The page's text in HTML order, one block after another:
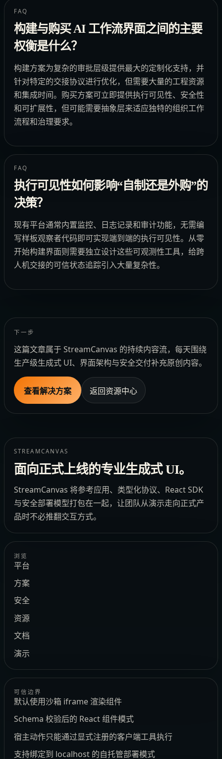
FAQ
构建与购买 AI 工作流界面之间的主要
权衡是什么？
构建方案为复杂的审批层级提供最大的定制化支持，并
针对特定的交接协议进行优化，但需要大量的工程资源
和集成时间。购买方案可立即提供执行可见性、安全性
和可扩展性，但可能需要抽象层来适应独特的组织工作
流程和治理要求。
FAQ
执行可见性如何影响“自制还是外购”的
决策？
现有平台通常内置监控、日志记录和审计功能，无需编
写样板观察者代码即可实现端到端的执行可见性。从零
开始构建界面则需要独立设计这些可观测性工具，给跨
人机交接的可信状态追踪引入大量复杂性。
下一步
这篇文章属于 StreamCanvas 的持续内容流，每天围绕
生产级生成式 UI、界面架构与安全交付补充原创内容。
查看解决方案 返回资源中心
STREAMCANVAS
面向正式上线的专业生成式 UI。
StreamCanvas 将参考应用、类型化协议、React SDK
与安全部署模型打包在一起，让团队从演示走向正式产
品时不必推翻交互方式。
浏览
平台
方案
安全
资源
文档
演示
可信边界
默认使用沙箱 iframe 渲染组件
Schema 校验后的 React 组件模式
宿主动作只能通过显式注册的客户端工具执行
支持绑定到 localhost 的自托管部署模式